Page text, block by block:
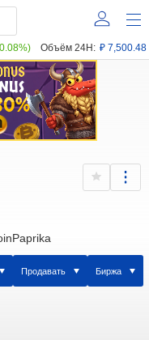
Объём 24H: ₽ 7,500.48
Продавать Биржа